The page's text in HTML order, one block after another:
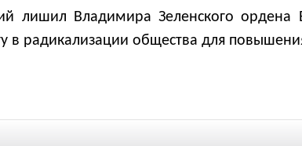
лишил Владимира Зеленского ордена
в радикализации общества для